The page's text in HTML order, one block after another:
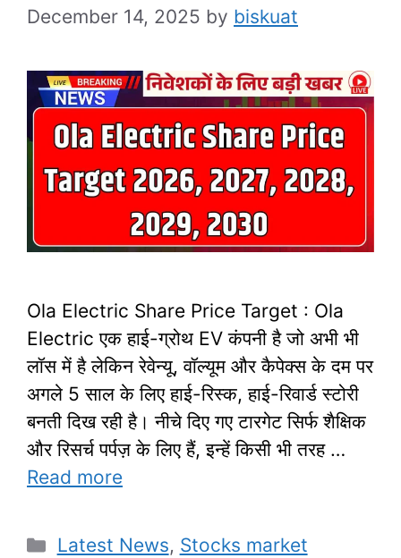
December 14, 2025 by biskuat
Ola Electric Share Price Target : Ola
Electric एक हाई-ग्रोथ EV कंपनी है जो अभी भी
लॉस में है लेकिन रेवेन्यू, वॉल्यूम और कैपेक्स के दम पर
अगले 5 साल के लिए हाई-रिस्क, हाई-रिवार्ड स्टोरी
बनती दिख रही है। नीचे दिए गए टारगेट सिर्फ शैक्षिक
और रिसर्च पर्पज़ के लिए हैं, इन्हें किसी भी तरह …
Read more
Categories
Latest News, Stocks market